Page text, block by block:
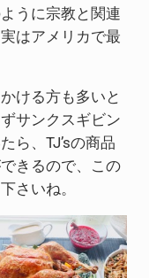
うに宗教と関連
はアメリカで最
ける方も多いと
サンクスギビン
ら、TJ’sの商品
きるので、この
さいね。